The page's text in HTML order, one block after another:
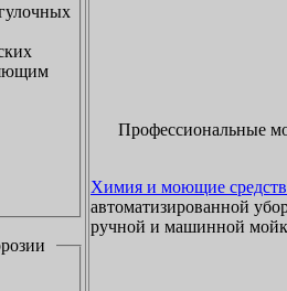
от коррозии
Профессиональные
Химия и моющие
автоматизированной
ручной и машинной